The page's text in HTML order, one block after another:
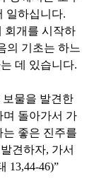
일하십니다.
회개를 시작하
의 기초는 하느
데 있습니다.
보물을 발견한
며 돌아가서 가
는 좋은 진주를
견하자, 가서
13,44-46)”